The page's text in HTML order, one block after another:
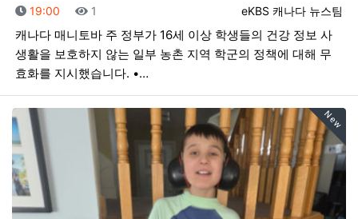
등록자
eKBS 캐나다 뉴스팀
등록일
19:00 조회
1
캐나다 매니토바 주 정부가 16세 이상 학생들의 건강 정보 사
생활을 보호하지 않는 일부 농촌 지역 학군의 정책에 대해 무
효화를 지시했습니다. •…
New